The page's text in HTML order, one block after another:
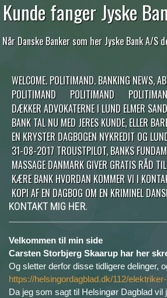
Kunde fanger Jyske
Når Danske Banker som her Jyske Bank A/
WELCOME. POLITIMAND. BANKING NEWS,
POLITIMAND
POLITIMAND
DÆKKER ADVOKATERNE I LUND ELMER
BANK TAL NU MED JERES KUNDE, ELLER
EN KRYSTER DAGBOGEN NYKREDIT OG
31-08-2017 TROUSTPILOT, BANKS
MASSAGE DANMARK GIVER GRATIS RÅD
KÆRE BANK HVORDAN KOMMER VI I
KOPI AF EN DAGBOG OM EN KRIMINEL
KONTAKT MIG HER.
Velkommen til min side
Carsten Storbjerg Skaarup har her
Og sletter derfor disse tidligere delinger,
https://helsingordagblad.dk/112/
Da jeg som sagt til Helsingør Dagblad